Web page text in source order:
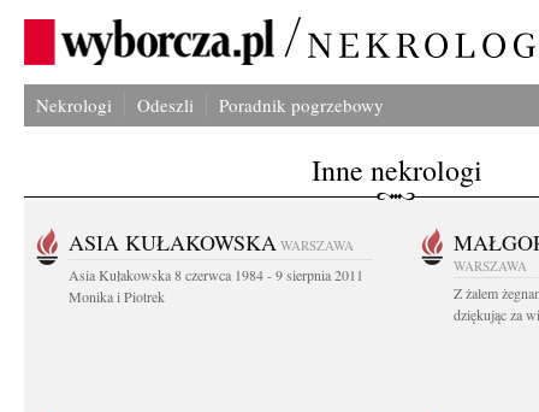
Nekrologi Odeszli Poradnik pogrzebowy
Inne nekrologi
ASIA KUŁAKOWSKA WARSZAWA
Asia Kułakowska 8 czerwca 1984 - 9 sierpnia 2011
Monika i Piotrek
WARSZAWA
Z żalem
dziękując za